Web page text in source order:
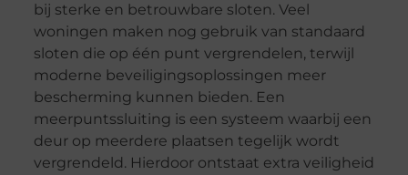
bij sterke en betrouwbare sloten. Veel
woningen maken nog gebruik van standaard
sloten die op één punt vergrendelen, terwijl
moderne beveiligingsoplossingen meer
bescherming kunnen bieden. Een
meerpuntssluiting is een systeem waarbij een
deur op meerdere plaatsen tegelijk wordt
vergrendeld. Hierdoor ontstaat extra veiligheid